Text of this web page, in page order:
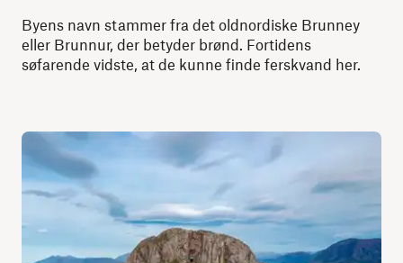
Byens navn stammer fra det oldnordiske Brunney
eller Brunnur, der betyder brønd. Fortidens
søfarende vidste, at de kunne finde ferskvand her.